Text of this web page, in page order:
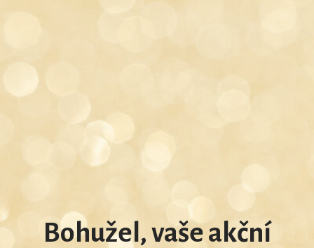
Bohužel, vaše akční